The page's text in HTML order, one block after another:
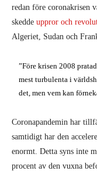
redan före coronakrisen
skedde uppror och
Algeriet, Sudan och
”Före krisen 2008
mest turbulenta i
det, men vem kan
Coronapandemin har
samtidigt har den
enormt. Detta syns inte
procent av den vuxna